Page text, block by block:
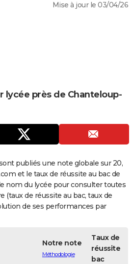
Mise à jour le 03/04/26
lycée près de Chanteloup-
publiés une note globale sur 20,
et le taux de réussite au bac de
nom du lycée pour consulter toutes
(taux de réussite au bac, taux de
de ses performances par
Notre note
Méthodologie
Taux de
réussite
bac